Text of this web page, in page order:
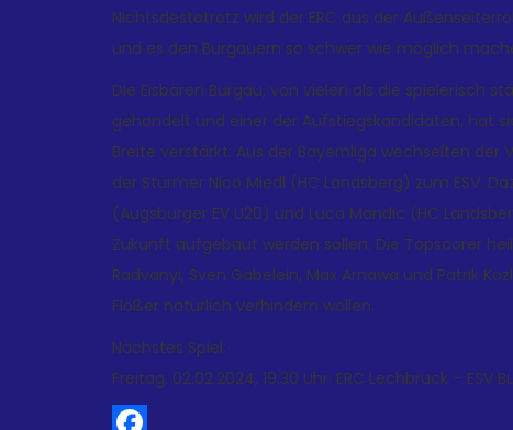
Nichtsdestotrotz wird der ERC aus der
und es den Burgauern so schwer wie möglich
Die Eisbären Burgau, von vielen als die spielerisch
gehandelt und einer der Aufstiegskandidaten, hat
Breite verstärkt: Aus der Bayernliga wechselten der
der Stürmer Nico Miedl (HC Landsberg) zum ESV.
(Augsburger EV U20) und Luca Mandic (HC
Zukunft aufgebaut werden sollen. Die Topscorer
Radvanyi, Sven Gäbelein, Max Arnawa und Patrik
Flößer natürlich verhindern wollen.
Nächstes Spiel:
Freitag, 02.02.2024, 19:30 Uhr: ERC Lechbruck – ESV